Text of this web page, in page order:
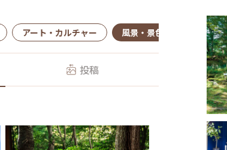
アート・カルチャー 風景・景色 名所・
投稿